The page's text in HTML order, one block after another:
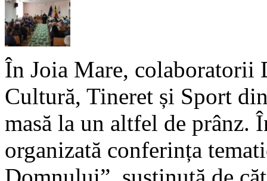
În Joia Mare, colaboratorii
Cultură, Tineret și Sport
masă la un altfel de
organizată conferința